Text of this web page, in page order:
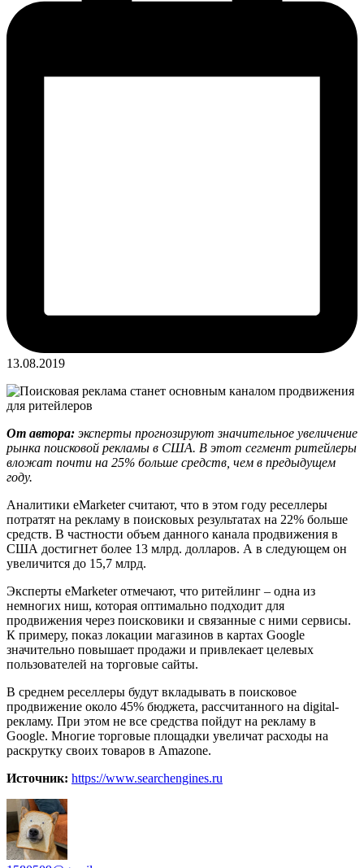
13.08.2019
От автора: эксперты прогнозируют значительное увеличение
рынка поисковой рекламы в США. В этот сегмент ритейлеры
вложат почти на 25% больше средств, чем в предыдущем
году.
Аналитики eMarketer считают, что в этом году реселлеры
потратят на рекламу в поисковых результатах на 22% больше
средств. В частности объем данного канала продвижения в
США достигнет более 13 млрд. долларов. А в следующем он
увеличится до 15,7 млрд.
Эксперты eMarketer отмечают, что ритейлинг – одна из
немногих ниш, которая оптимально подходит для
продвижения через поисковики и связанные с ними сервисы.
К примеру, показ локации магазинов в картах Google
значительно повышает продажи и привлекает целевых
пользователей на торговые сайты.
В среднем реселлеры будут вкладывать в поисковое
продвижение около 45% бюджета, рассчитанного на digital-
рекламу. При этом не все средства пойдут на рекламу в
Google. Многие торговые площадки увеличат расходы на
раскрутку своих товаров в Amazone.
Источник: https://www.searchengines.ru